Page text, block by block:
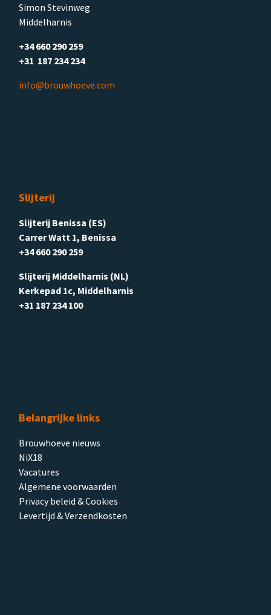
Simon Stevinweg
Middelharnis
+34 660 290 259
+31 187 234 234
info@brouwhoeve.com
Slijterij
Slijterij Benissa (ES)
Carrer Watt 1, Benissa
+34 660 290 259
Slijterij Middelharnis (NL)
Kerkepad 1c, Middelharnis
+31 187 234 100
Belangrijke links
Brouwhoeve nieuws
NiX18
Vacatures
Algemene voorwaarden
Privacy beleid & Cookies
Levertijd & Verzendkosten